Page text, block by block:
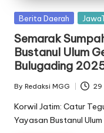
Posted
Berita Daerah
Semarak
Bustanul Ulum
Bulugading
Posted
by
By Redaksi MGG 29
Korwil Jatim: Catur
Yayasan Bustanul